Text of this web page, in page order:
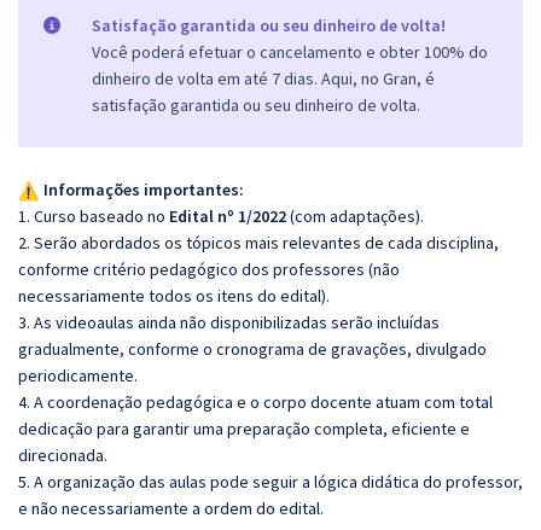
Satisfação garantida ou seu dinheiro de volta!
Você poderá efetuar o cancelamento e obter 100% do
dinheiro de volta em até 7 dias. Aqui, no Gran, é
satisfação garantida ou seu dinheiro de volta.
Informações importantes:
1. Curso baseado no Edital nº 1/2022(com adaptações).
2. Serão abordados os tópicos mais relevantes de cada disciplina,
conforme critério pedagógico dos professores (não
necessariamente todos os itens do edital).
3. As videoaulas ainda não disponibilizadas serão incluídas
gradualmente, conforme o cronograma de gravações, divulgado
periodicamente.
4. A coordenação pedagógica e o corpo docente atuam com total
dedicação para garantir uma preparação completa, eficiente e
direcionada.
5. A organização das aulas pode seguir a lógica didática do professor,
e não necessariamente a ordem do edital.